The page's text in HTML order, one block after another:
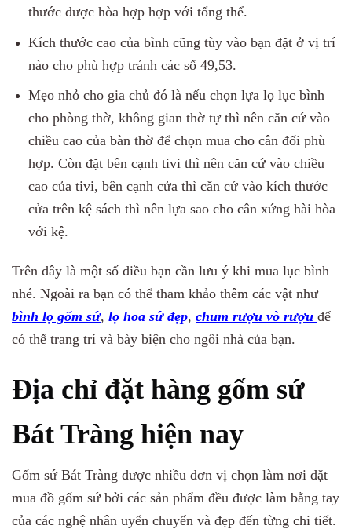
thước được hòa hợp hợp với tổng thể.
Kích thước cao của bình cũng tùy vào bạn đặt ở vị trí
nào cho phù hợp tránh các số 49,53.
Mẹo nhỏ cho gia chủ đó là nếu chọn lựa lọ lục bình
cho phòng thờ, không gian thờ tự thì nên căn cứ vào
chiều cao của bàn thờ để chọn mua cho cân đối phù
hợp. Còn đặt bên cạnh tivi thì nên căn cứ vào chiều
cao của tivi, bên cạnh cửa thì căn cứ vào kích thước
cửa trên kệ sách thì nên lựa sao cho cân xứng hài hòa
với kệ.
Trên đây là một số điều bạn cần lưu ý khi mua lục bình
nhé. Ngoài ra bạn có thể tham khảo thêm các vật như
bình lọ gốm sứ, lọ hoa sứ đẹp, chum rượu vò rượu để
có thể trang trí và bày biện cho ngôi nhà của bạn.
Địa chỉ đặt hàng gốm sứ
Bát Tràng hiện nay
Gốm sứ Bát Tràng được nhiều đơn vị chọn làm nơi đặt
mua đồ gốm sứ bởi các sản phẩm đều được làm bằng tay
của các nghệ nhân uyển chuyển và đẹp đến từng chi tiết.